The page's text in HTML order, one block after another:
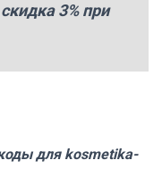
3% при
для kosmetika-